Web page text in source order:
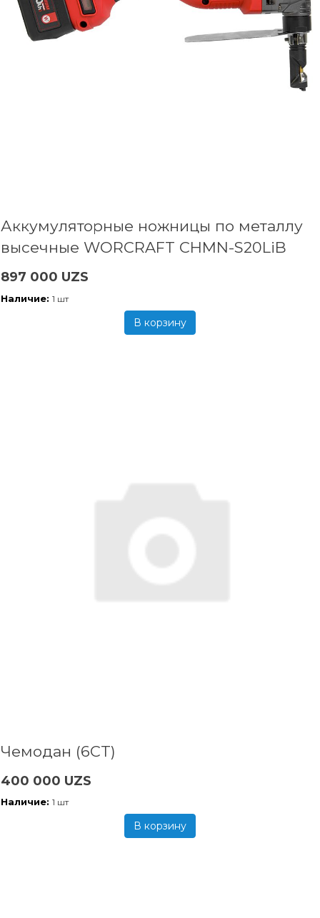
Аккумуляторные ножницы по металлу
высечные WORCRAFT CHMN-S20LiB
897 000 UZS
Наличие: 1 шт
В корзину
Чемодан (6CT)
400 000 UZS
Наличие: 1 шт
В корзину